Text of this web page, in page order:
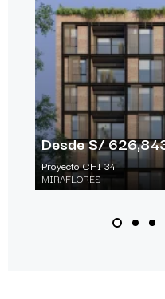
Desde S/
Proyecto CHI 34
MIRAFLORES